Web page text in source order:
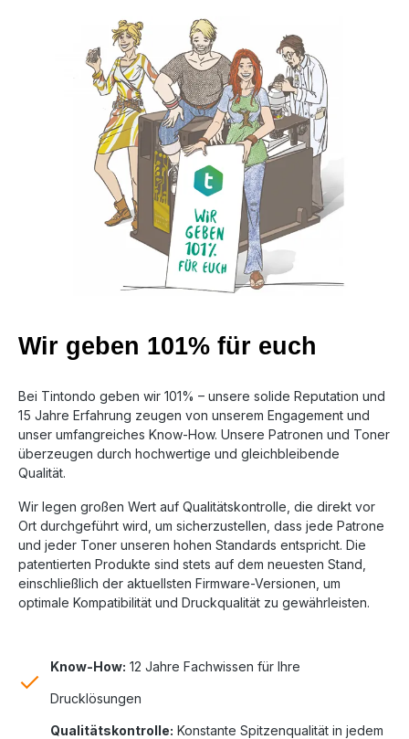
Wir geben 101% für euch
Bei Tintondo geben wir 101% – unsere solide Reputation und
15 Jahre Erfahrung zeugen von unserem Engagement und
unser umfangreiches Know-How. Unsere Patronen und Toner
überzeugen durch hochwertige und gleichbleibende
Qualität.
Wir legen großen Wert auf Qualitätskontrolle, die direkt vor
Ort durchgeführt wird, um sicherzustellen, dass jede Patrone
und jeder Toner unseren hohen Standards entspricht. Die
patentierten Produkte sind stets auf dem neuesten Stand,
einschließlich der aktuellsten Firmware-Versionen, um
optimale Kompatibilität und Druckqualität zu gewährleisten.
Know-How: 12 Jahre Fachwissen für Ihre
Drucklösungen
Qualitätskontrolle: Konstante Spitzenqualität in jedem